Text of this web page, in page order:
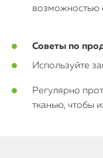
возможностью
Советы по
Используйте
Регулярно
тканью, чтобы